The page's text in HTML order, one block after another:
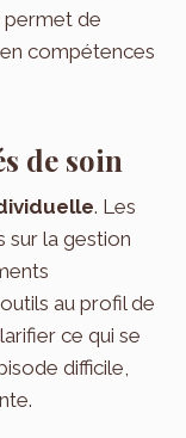
permet de
compétences
de soin
. Les
sur la gestion
au profil de
ce qui se
difficile,